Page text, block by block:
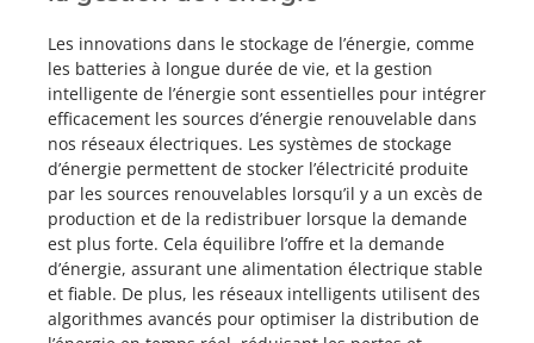
Les innovations dans le stockage de l’énergie, comme
les batteries à longue durée de vie, et la gestion
intelligente de l’énergie sont essentielles pour intégrer
efficacement les sources d’énergie renouvelable dans
nos réseaux électriques. Les systèmes de stockage
d’énergie permettent de stocker l’électricité produite
par les sources renouvelables lorsqu’il y a un excès de
production et de la redistribuer lorsque la demande
est plus forte. Cela équilibre l’offre et la demande
d’énergie, assurant une alimentation électrique stable
et fiable. De plus, les réseaux intelligents utilisent des
algorithmes avancés pour optimiser la distribution de